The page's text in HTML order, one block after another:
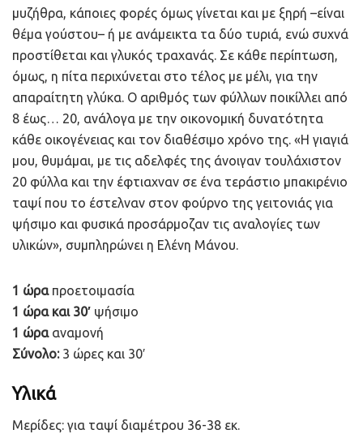
μυζήθρα, κάποιες φορές όμως γίνεται και με ξηρή –είναι
θέμα γούστου– ή με ανάμεικτα τα δύο τυριά, ενώ συχνά
προστίθεται και γλυκός τραχανάς. Σε κάθε περίπτωση,
όμως, η πίτα περιχύνεται στο τέλος με μέλι, για την
απαραίτητη γλύκα. Ο αριθμός των φύλλων ποικίλλει από
8 έως… 20, ανάλογα με την οικονομική δυνατότητα
κάθε οικογένειας και τον διαθέσιμο χρόνο της. «Η γιαγιά
μου, θυμάμαι, με τις αδελφές της άνοιγαν τουλάχιστον
20 φύλλα και την έφτιαχναν σε ένα τεράστιο μπακιρένιο
ταψί που το έστελναν στον φούρνο της γειτονιάς για
ψήσιμο και φυσικά προσάρμοζαν τις αναλογίες των
υλικών», συμπληρώνει η Ελένη Μάνου.
1 ώραπροετοιμασία
1 ώρα και 30′ ψήσιμο
1 ώρααναμονή
Σύνολο:3 ώρες και 30′
Υλικά
Μερίδες: για ταψί διαμέτρου 36-38 εκ.